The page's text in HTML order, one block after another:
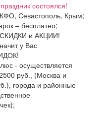
состоялся!
Севастополь, Крым;
– бесплатно;
СКИДКИ и АКЦИИ!
у Вас
- осуществляется
руб., (Москва и
города и районные